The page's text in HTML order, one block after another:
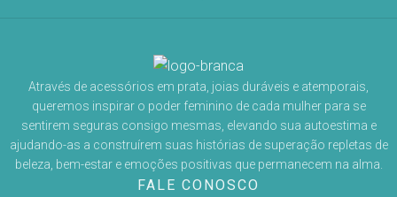
Através de acessórios em prata, joias duráveis e atemporais,
queremos inspirar o poder feminino de cada mulher para se
sentirem seguras consigo mesmas, elevando sua autoestima e
ajudando-as a construírem suas histórias de superação repletas de
beleza, bem-estar e emoções positivas que permanecem na alma.
FALE CONOSCO